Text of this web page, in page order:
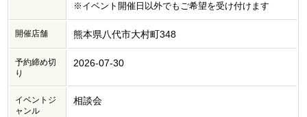
※イベント開催日以外でもご希望を受け付けます
開催店舗 熊本県八代市大村町348
予約締め切
り
2026-07-30
イベントジ
ャンル
相談会